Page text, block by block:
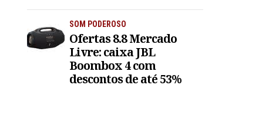
SOM PODEROSO
Ofertas 8.8 Mercado
Livre: caixa JBL
Boombox 4 com
descontos de até 53%